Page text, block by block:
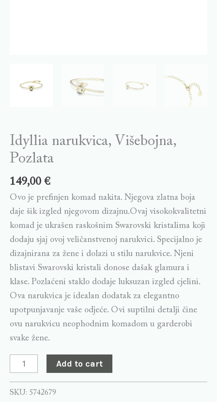
Idyllia narukvica, Višebojna,
Pozlata
149,00 €
Ovo je prefinjen komad nakita. Njegova zlatna boja
daje šik izgled njegovom dizajnu.Ovaj visokokvalitetni
komad je ukrašen raskošnim Swarovski kristalima koji
dodaju sjaj ovoj veličanstvenoj narukvici. Specijalno je
dizajnirana za žene i dolazi u stilu narukvice. Njeni
blistavi Swarovski kristali donose dašak glamura i
klase. Pozlaćeni staklo dodaje luksuzan izgled cjelini.
Ova narukvica je idealan dodatak za elegantno
upotpunjavanje vaše odjeće. Ovi suptilni detalji čine
ovu narukvicu neophodnim komadom u garderobi
svake žene.
Add to cart
SKU: 5742679